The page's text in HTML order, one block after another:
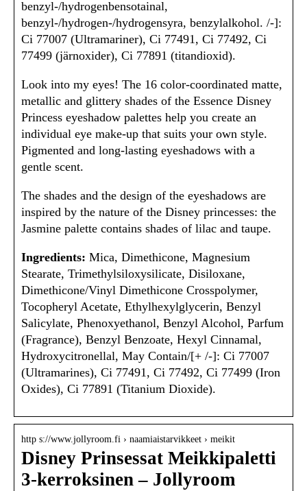
benzyl-/hydrogenbensotainal,
benzyl-/hydrogen-/hydrogensyra, benzylalkohol. /-]:
Ci 77007 (Ultramariner), Ci 77491, Ci 77492, Ci
77499 (järnoxider), Ci 77891 (titandioxid).
Look into my eyes! The 16 color-coordinated matte,
metallic and glittery shades of the Essence Disney
Princess eyeshadow palettes help you create an
individual eye make-up that suits your own style.
Pigmented and long-lasting eyeshadows with a
gentle scent.
The shades and the design of the eyeshadows are
inspired by the nature of the Disney princesses: the
Jasmine palette contains shades of lilac and taupe.
Ingredients: Mica, Dimethicone, Magnesium
Stearate, Trimethylsiloxysilicate, Disiloxane,
Dimethicone/Vinyl Dimethicone Crosspolymer,
Tocopheryl Acetate, Ethylhexylglycerin, Benzyl
Salicylate, Phenoxyethanol, Benzyl Alcohol, Parfum
(Fragrance), Benzyl Benzoate, Hexyl Cinnamal,
Hydroxycitronellal, May Contain/[+ /-]: Ci 77007
(Ultramarines), Ci 77491, Ci 77492, Ci 77499 (Iron
Oxides), Ci 77891 (Titanium Dioxide).
http s://www.jollyroom.fi › naamiaistarvikkeet › meikit
Disney Prinsessat Meikkipaletti
3-kerroksinen – Jollyroom